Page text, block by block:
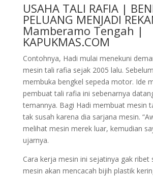
USAHA TALI RAFIA |
PELUANG MENJADI
Mamberamo Tengah |
KAPUKMAS.COM
Contohnya, Hadi mulai menekuni
mesin tali rafia sejak 2005 lalu.
membuka bengkel sepeda motor. Ide
pembuat tali rafia ini sebenarnya
temannya. Bagi Hadi membuat mesin
tak susah karena dia sarjana mesin.
melihat mesin merek luar, kemudian
ujarnya.
Cara kerja mesin ini sejatinya gak ribet
mesin akan mencacah bijih plastik